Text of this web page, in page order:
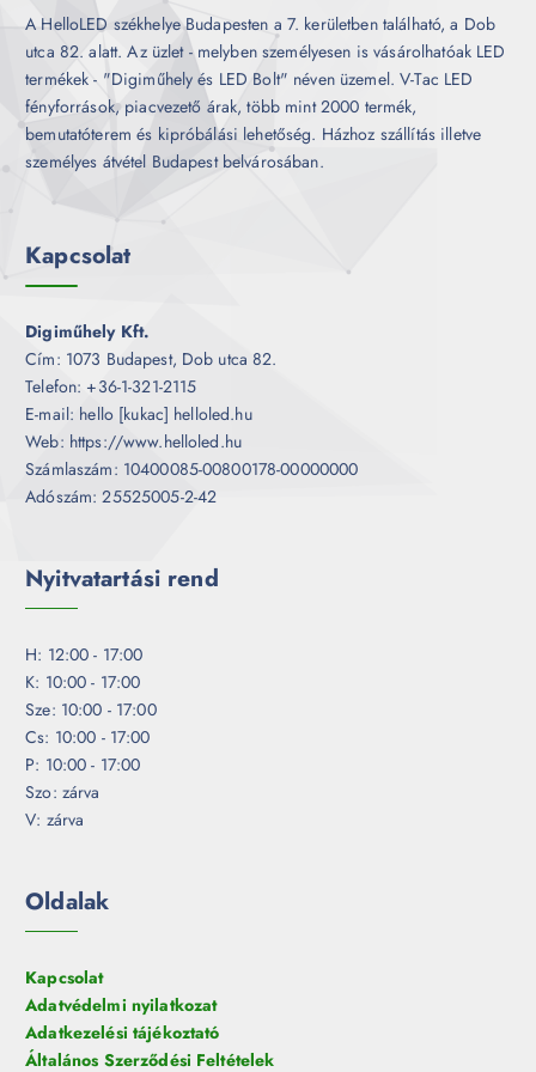
A HelloLED székhelye Budapesten a 7. kerületben található, a Dob
utca 82. alatt. Az üzlet - melyben személyesen is vásárolhatóak LED
termékek - "Digiműhely és LED Bolt" néven üzemel. V-Tac LED
fényforrások, piacvezető árak, több mint 2000 termék,
bemutatóterem és kipróbálási lehetőség. Házhoz szállítás illetve
személyes átvétel Budapest belvárosában.
Kapcsolat
Digiműhely Kft.
Cím: 1073 Budapest, Dob utca 82.
Telefon: +36-1-321-2115
E-mail: hello [kukac] helloled.hu
Web: https://www.helloled.hu
Számlaszám: 10400085-00800178-00000000
Adószám: 25525005-2-42
Nyitvatartási rend
H: 12:00 - 17:00
K: 10:00 - 17:00
Sze: 10:00 - 17:00
Cs: 10:00 - 17:00
P: 10:00 - 17:00
Szo: zárva
V: zárva
Oldalak
Kapcsolat
Adatvédelmi nyilatkozat
Adatkezelési tájékoztató
Általános Szerződési Feltételek